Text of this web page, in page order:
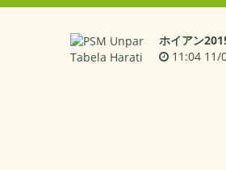
ホイアン
11:04 11/